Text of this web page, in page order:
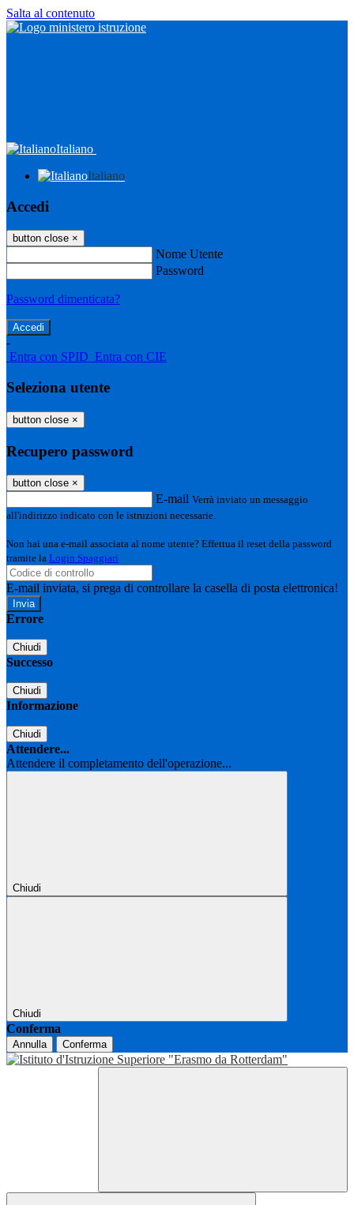
Salta al contenuto
Italiano
Italiano
Accedi
button close ×
Nome Utente
Password
Password dimenticata?
-
Entra con SPID Entra con CIE
Seleziona utente
button close ×
Recupero password
button close ×
E-mail Verrà inviato un messaggio
all'indirizzo indicato con le istruzioni necessarie.
Non hai una e-mail associata al nome utente? Effettua il reset della password
tramite la Login Spaggiari
E-mail inviata, si prega di controllare la casella di posta elettronica!
Errore
Chiudi
Successo
Chiudi
Informazione
Chiudi
Attendere...
Attendere il completamento dell'operazione...
Chiudi
Chiudi
Conferma
Annulla Conferma